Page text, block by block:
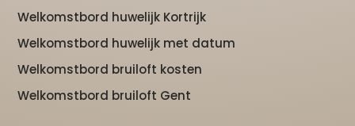
Welkomstbord huwelijk Kortrijk
Welkomstbord huwelijk met datum
Welkomstbord bruiloft kosten
Welkomstbord bruiloft Gent